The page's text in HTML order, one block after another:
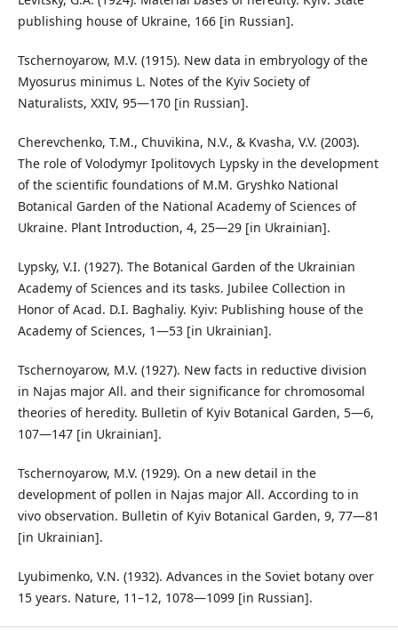
publishing house of Ukraine, 166 [in Russian].
Tschernoyarow, M.V. (1915). New data in embryology of the
Myosurus minimus L. Notes of the Kyiv Society of
Naturalists, XXIV, 95—170 [in Russian].
Cherevchenko, T.M., Chuvikina, N.V., & Kvasha, V.V. (2003).
The role of Volodymyr Ipolitovych Lypsky in the development
of the scientific foundations of M.M. Gryshko National
Botanical Garden of the National Academy of Sciences of
Ukraine. Plant Introduction, 4, 25—29 [in Ukrainian].
Lypsky, V.I. (1927). The Botanical Garden of the Ukrainian
Academy of Sciences and its tasks. Jubilee Collection in
Honor of Acad. D.I. Baghaliy. Kyiv: Publishing house of the
Academy of Sciences, 1—53 [in Ukrainian].
Tschernoyarow, M.V. (1927). New facts in reductive division
in Najas major All. and their significance for chromosomal
theories of heredity. Bulletin of Kyiv Botanical Garden, 5—6,
107—147 [in Ukrainian].
Tschernoyarow, M.V. (1929). On a new detail in the
development of pollen in Najas major All. According to in
vivo observation. Bulletin of Kyiv Botanical Garden, 9, 77—81
[in Ukrainian].
Lyubimenko, V.N. (1932). Advances in the Soviet botany over
15 years. Nature, 11–12, 1078—1099 [in Russian].